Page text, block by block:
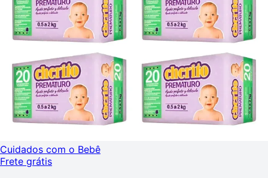
Cuidados com o Bebê
Frete grátis